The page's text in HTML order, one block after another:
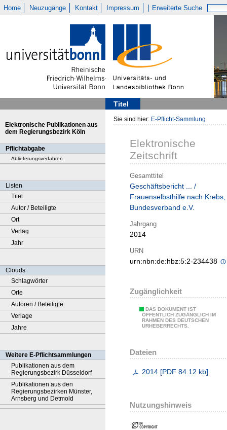
Home Neuzugänge Kontakt Impressum Erweiterte Suche
Titel
Elektronische Publikationen aus
dem Regierungsbezirk Köln
Pflichtabgabe
Ablieferungsverfahren
Listen
Titel
Autor / Beteiligte
Ort
Verlag
Jahr
Clouds
Schlagwörter
Orte
Autoren / Beteiligte
Verlage
Jahre
Weitere E-Pflichtsammlungen
Publikationen aus dem
Regierungsbezirk Düsseldorf
Publikationen aus den
Regierungsbezirken Münster,
Arnsberg und Detmold
Sie sind hier: E-Pflicht-Sammlung
Elektronische
Zeitschrift
Gesamttitel
Geschäftsbericht ... /
Frauenselbsthilfe nach Krebs,
Bundesverband e.V.
Jahrgang
2014
URN
urn:nbn:de:hbz:5:2-234438
Zugänglichkeit
DAS DOKUMENT IST
ÖFFENTLICH ZUGÄNGLICH IM
RAHMEN DES DEUTSCHEN
URHEBERRECHTS.
Dateien
2014 [PDF 84.12 kb]
Nutzungshinweis